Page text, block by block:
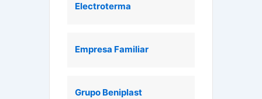
Electroterma
Empresa Familiar
Grupo Beniplast